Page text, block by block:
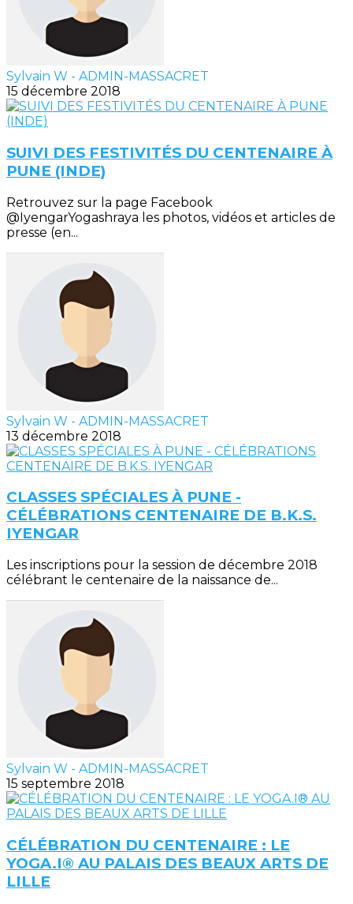
Sylvain W - ADMIN-MASSACRET
15 décembre 2018
SUIVI DES FESTIVITÉS DU CENTENAIRE À
PUNE (INDE)
Retrouvez sur la page Facebook
@IyengarYogashraya les photos, vidéos et articles de
presse (en...
Sylvain W - ADMIN-MASSACRET
13 décembre 2018
CLASSES SPÉCIALES À PUNE -
CÉLÉBRATIONS CENTENAIRE DE B.K.S.
IYENGAR
Les inscriptions pour la session de décembre 2018
célébrant le centenaire de la naissance de...
Sylvain W - ADMIN-MASSACRET
15 septembre 2018
CÉLÉBRATION DU CENTENAIRE : LE
YOGA.I® AU PALAIS DES BEAUX ARTS DE
LILLE